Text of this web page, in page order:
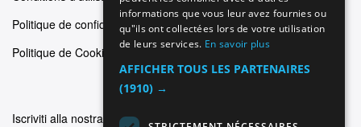
Politique de confidentialité
Politique de Cookie
Iscriviti alla nostra newsletter
informations que vous leur avez fournies ou
qu"ils ont collectées lors de votre utilisation
de leurs services. En savoir plus
AFFICHER TOUS LES PARTENAIRES
(1910) →